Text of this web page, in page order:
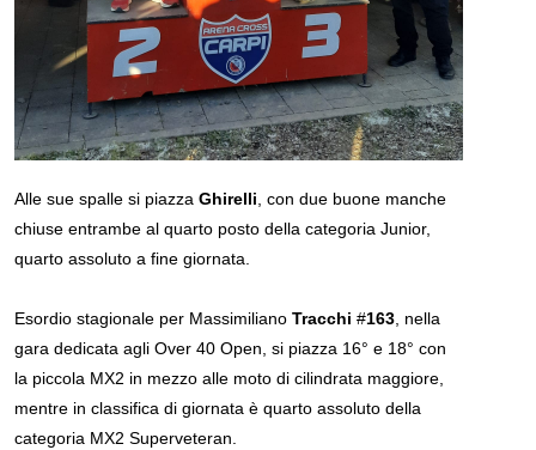
Alle sue spalle si piazzaGhirelli , con due buone manche
chiuse entrambe al quarto posto della categoria Junior,
quarto assoluto a fine giornata.
Esordio stagionale per MassimilianoTracchi #163 , nella
gara dedicata agli Over 40 Open, si piazza 16° e 18° con
la piccola MX2 in mezzo alle moto di cilindrata maggiore,
mentre in classifica di giornata è quarto assoluto della
categoria MX2 Superveteran.